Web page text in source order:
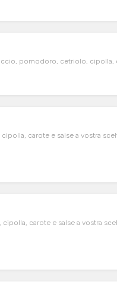
pomodoro, cetriolo, cipolla,
carote e salse a vostra
carote e salse a vostra